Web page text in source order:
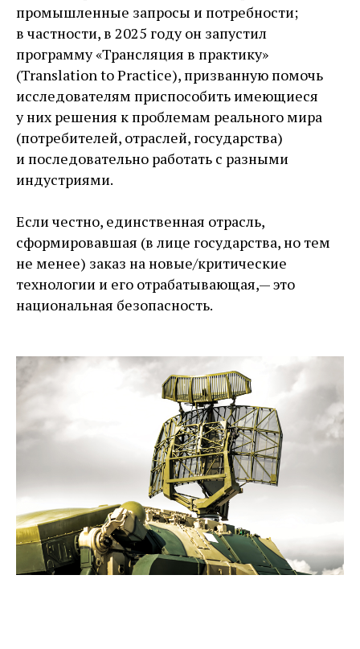
промышленные запросы и потребности;
в частности, в 2025 году он запустил
программу «Трансляция в практику»
(Translation to Practice), призванную помочь
исследователям приспособить имеющиеся
у них решения к проблемам реального мира
(потребителей, отраслей, государства)
и последовательно работать с разными
индустриями.
Если честно, единственная отрасль,
сформировавшая (в лице государства, но тем
не менее) заказ на новые/критические
технологии и его отрабатывающая, — ​это
национальная безопасность.